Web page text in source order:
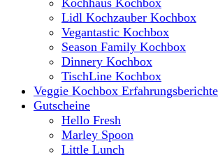
Kochhaus Kochbox
Lidl Kochzauber Kochbox
Vegantastic Kochbox
Season Family Kochbox
Dinnery Kochbox
TischLine Kochbox
Veggie Kochbox Erfahrungsberichte
Gutscheine
Hello Fresh
Marley Spoon
Little Lunch